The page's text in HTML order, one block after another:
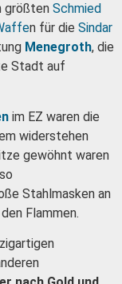
größten Schmied
n für die Sindar
Menegroth, die
Stadt auf
im EZ waren die
widerstehen
gewöhnt waren
Stahlmasken an
Flammen.